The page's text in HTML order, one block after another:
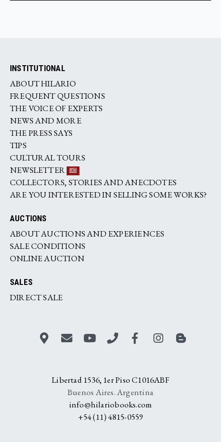
INSTITUTIONAL
ABOUT HILARIO
FREQUENT QUESTIONS
THE VOICE OF EXPERTS
NEWS AND MORE
THE PRESS SAYS
TIPS
CULTURAL TOURS
NEWSLETTER
COLLECTORS, STORIES AND ANECDOTES
ARE YOU INTERESTED IN SELLING SOME WORKS?
AUCTIONS
ABOUT AUCTIONS AND EXPERIENCES
SALE CONDITIONS
ONLINE AUCTION
SALES
DIRECT SALE
Libertad 1536, 1er Piso C1016ABF
Buenos Aires. Argentina
info@hilariobooks.com
+54 (11) 4815-0559